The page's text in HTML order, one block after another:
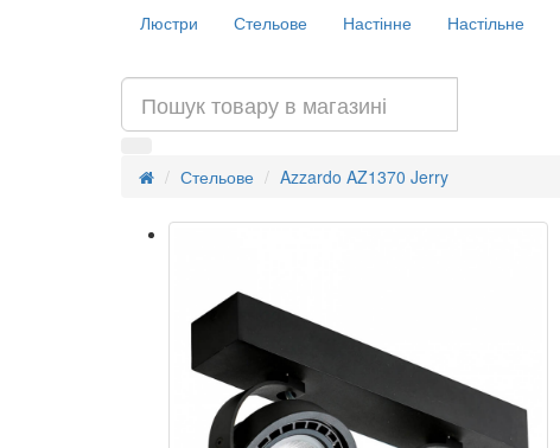
Люстри Стельове Настінне Настільне
Стельове Azzardo AZ1370 Jerry